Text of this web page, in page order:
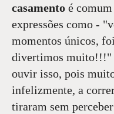
casamento é
expressões como -
momentos únicos,
divertimos muito!!!"
ouvir isso, pois
infelizmente, a
tiraram sem